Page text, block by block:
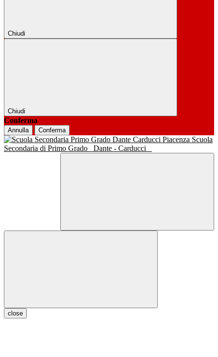
Chiudi
Chiudi
Conferma
Annulla Conferma
Scuola
Secondaria di Primo Grado
Dante - Carducci
close